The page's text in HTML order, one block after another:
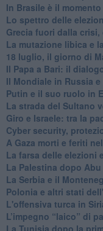
In Brasile è il
Lo spettro delle
Grecia fuori dalla
La mutazione libica e
18 luglio, il giorno di
Il Papa a Bari: il
Il Mondiale in Russia
Putin e il suo ruolo in
La strada del Sultano
Giro e Israele: tra la
Cyber security,
A Gaza morti e feriti
La farsa delle elezioni
La Palestina dopo Abu
La Serbia e il
Polonia e altri stati
L'offensiva turca in
L’impegno “laico” di
La Tunisia dopo la